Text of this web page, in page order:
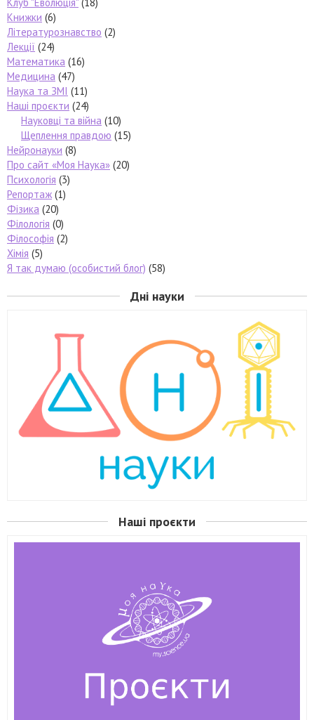
Книжки (6)
Літературознавство (2)
Лекції (24)
Математика (16)
Медицина (47)
Наука та ЗМІ (11)
Наші проєкти (24)
Науковці та війна (10)
Щеплення правдою (15)
Нейронауки (8)
Про сайт «Моя Наука» (20)
Психологія (3)
Репортаж(1)
Фізика (20)
Філологія (0)
Філософія (2)
Хімія (5)
Я так думаю (особистий блог) (58)
Дні науки
Наші проєкти